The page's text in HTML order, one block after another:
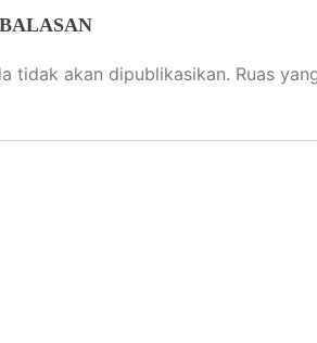
tidak akan dipublikasikan. Ruas